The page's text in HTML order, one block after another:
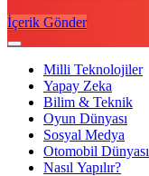
İçerik Gönder
Milli Teknolojiler
Yapay Zeka
Bilim & Teknik
Oyun Dünyası
Sosyal Medya
Otomobil Dünyası
Nasıl Yapılır?